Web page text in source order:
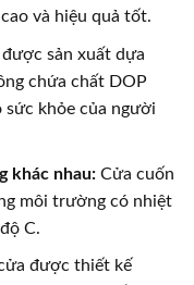
và hiệu quả tốt.
sản xuất dựa
chứa chất DOP
khỏe của người
khác nhau:Cửa cuốn
môi trường có nhiệt
C.
được thiết kế